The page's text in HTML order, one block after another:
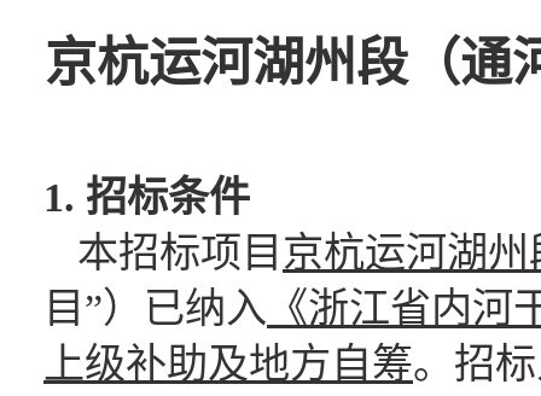
京杭运河湖州段（通
1. 招标条件
本招标项目 京杭运河湖
目”）已纳入 《浙江省内河
上级补助及地方自筹。招